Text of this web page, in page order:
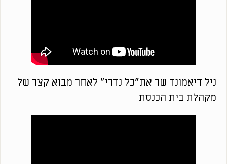
ניל דיאמונד שר את"כל נדרי" לאחר מבוא קצר של
מקהלת בית הכנסת